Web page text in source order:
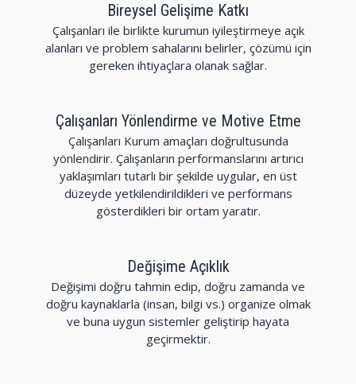
Bireysel Gelişime Katkı
Çalışanları ile birlikte kurumun iyileştirmeye açık
alanları ve problem sahalarını belirler, çözümü için
gereken ihtiyaçlara olanak sağlar.
Çalışanları Yönlendirme ve Motive Etme
Çalışanları Kurum amaçları doğrultusunda
yönlendirir. Çalışanların performanslarını artırıcı
yaklaşımları tutarlı bir şekilde uygular, en üst
düzeyde yetkilendirildikleri ve performans
gösterdikleri bir ortam yaratır.
Değişime Açıklık
Değişimi doğru tahmin edip, doğru zamanda ve
doğru kaynaklarla (insan, bilgi vs.) organize olmak
ve buna uygun sistemler geliştirip hayata
geçirmektir.